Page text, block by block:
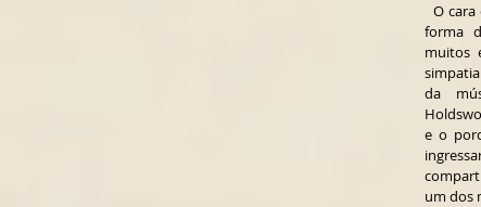
  O cara é um monstro do baixo e inovou na
forma
muitos
da
e o
um dos